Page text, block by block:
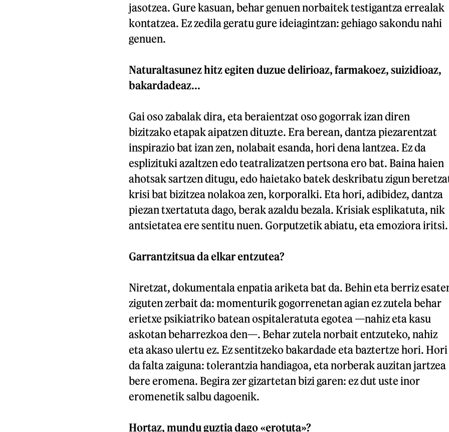
jasotzea. Gure kasuan, behar genuen norbaitek testigantza errealak
kontatzea. Ez zedila geratu gure ideiagintzan: gehiago sakondu nahi
genuen.
Naturaltasunez hitz egiten duzue delirioaz, farmakoez, suizidioaz,
bakardadeaz...
Gai oso zabalak dira, eta beraientzat oso gogorrak izan diren
bizitzako etapak aipatzen dituzte. Era berean, dantza piezarentzat
inspirazio bat izan zen, nolabait esanda, hori dena lantzea. Ez da
esplizituki azaltzen edo teatralizatzen pertsona ero bat. Baina haien
ahotsak sartzen ditugu, edo haietako batek deskribatu zigun
krisi bat bizitzea nolakoa zen, korporalki. Eta hori, adibidez, dantza
piezan txertatuta dago, berak azaldu bezala. Krisiak esplikatuta, nik
antsietatea ere sentitu nuen. Gorputzetik abiatu, eta emoziora iritsi.
Garrantzitsua da elkar entzutea?
Niretzat, dokumentala enpatia ariketa bat da. Behin eta berriz
ziguten zerbait da: momenturik gogorrenetan agian ez zutela behar
erietxe psikiatriko batean ospitaleratuta egotea —nahiz eta kasu
askotan beharrezkoa den—. Behar zutela norbait entzuteko, nahiz
eta akaso ulertu ez. Ez sentitzeko bakardade eta baztertze hori. Hori
da falta zaiguna: tolerantzia handiagoa, eta norberak auzitan jartzea
bere eromena. Begira zer gizartetan bizi garen: ez dut uste inor
eromenetik salbu dagoenik.
Hortaz, mundu guztia dago «erotuta»?